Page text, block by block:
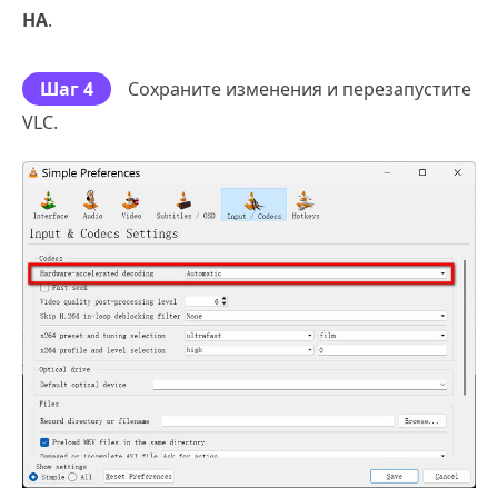
НА.
Шаг 4
Сохраните изменения и перезапустите
VLC.